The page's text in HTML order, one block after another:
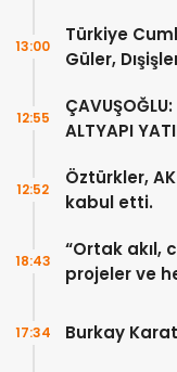
Türkiye
Güler,
13:00
ALTYAPI
12:55
Öztürkler,
kabul etti.
12:52
“Ortak akıl,
projeler ve
18:43
Burkay
17:34